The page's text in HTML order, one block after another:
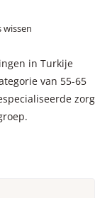
wissen
in Turkije
van 55-65
zorg